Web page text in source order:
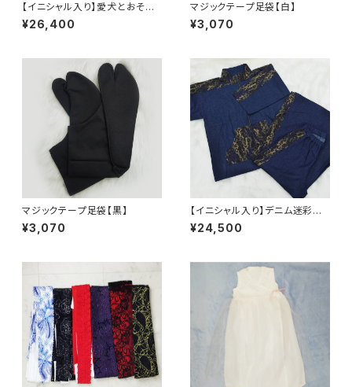
【イニシャル入り】愛犬とおそろ
いセットアップウェア
¥26,400
マジックテープ足袋【白】
¥3,070
マジックテープ足袋【黒】
¥3,070
【イニシャル入り】デニム迷彩セッ
トアップウェア
¥24,500